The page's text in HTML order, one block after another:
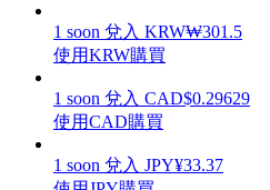
機槍池
一鍵質押鎖定高收益
1 soon 兌入 KRW₩301.5
使用KRW購買
1 soon 兌入 CAD$0.29629
使用CAD購買
1 soon 兌入 JPY¥33.37